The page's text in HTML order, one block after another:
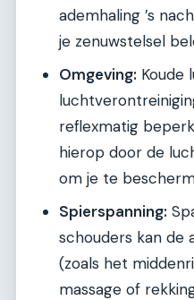
ademhaling ’s
je zenuwstelsel
Omgeving: Koude
reflexmatig
hierop door de
om je te
Spierspanning:
schouders kan de
(zoals het
massage of